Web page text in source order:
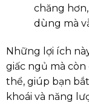
chăng
dùng mà
Những lợi ích
giấc ngủ mà
thể, giúp bạn
khoái và năng